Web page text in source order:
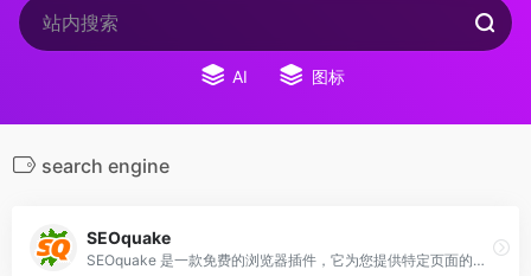
AI 图标
search engine
SEOquake
SEOquake 是一款免费的浏览器插件，它为您提供特定页面的关键 SEO 指标，以及其他有用的工具，如 SEO 审计等。